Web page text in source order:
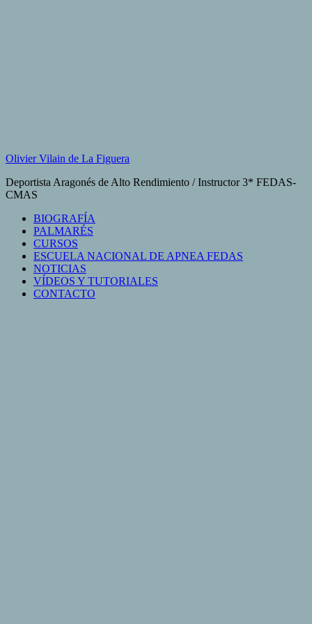
Olivier Vilain de La Figuera
Deportista Aragonés de Alto Rendimiento / Instructor 3* FEDAS-
CMAS
BIOGRAFÍA
PALMARÉS
CURSOS
ESCUELA NACIONAL DE APNEA FEDAS
NOTICIAS
VÍDEOS Y TUTORIALES
CONTACTO